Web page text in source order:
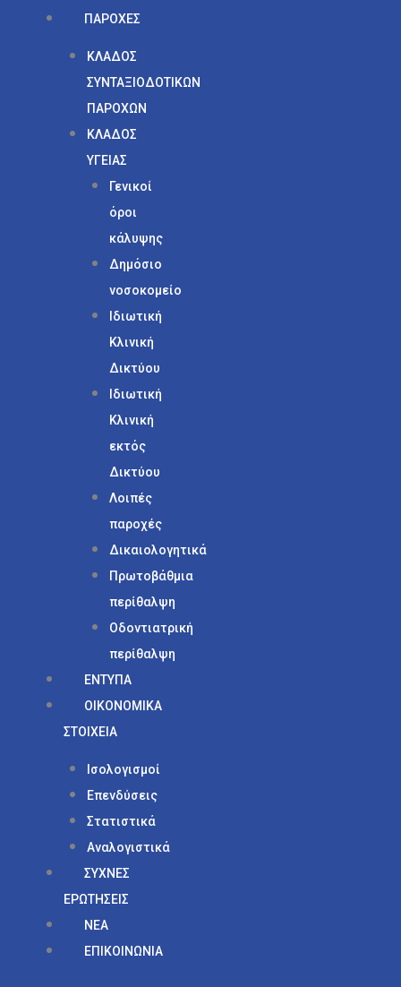
ΠΑΡΟΧΕΣ
ΚΛΑΔΟΣ
ΣΥΝΤΑΞΙΟΔΟΤΙΚΩΝ
ΠΑΡΟΧΩΝ
ΚΛΑΔΟΣ
ΥΓΕΙΑΣ
Γενικοί
όροι
κάλυψης
Δημόσιο
νοσοκομείο
Ιδιωτική
Κλινική
Δικτύου
Ιδιωτική
Κλινική
εκτός
Δικτύου
Λοιπές
παροχές
Δικαιολογητικά
Πρωτοβάθμια
περίθαλψη
Οδοντιατρική
περίθαλψη
ΕΝΤΥΠΑ
ΟΙΚΟΝΟΜΙΚΑ
ΣΤΟΙΧΕΙΑ
Ισολογισμοί
Επενδύσεις
Στατιστικά
Αναλογιστικά
ΣΥΧΝΕΣ
ΕΡΩΤΗΣΕΙΣ
ΝΕΑ
ΕΠΙΚΟΙΝΩΝΙΑ